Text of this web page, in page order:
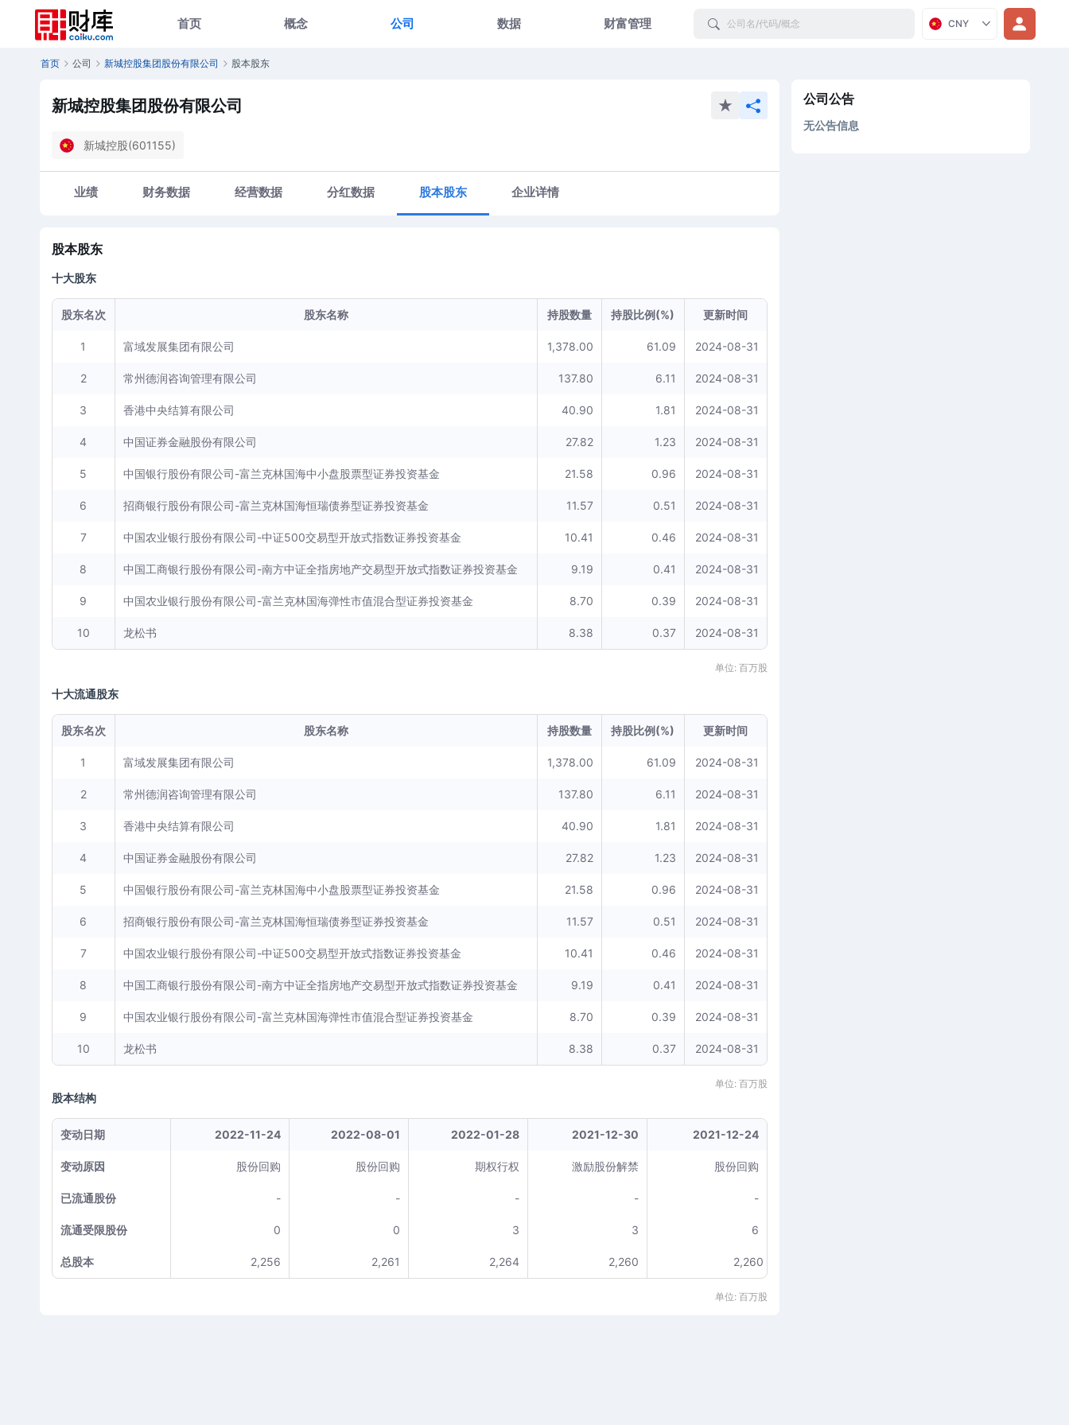
首页 概念 公司 数据 财富管理 Search CNY
首页 公司 新城控股集团股份有限公司 股本股东
新城控股集团股份有限公司
新城控股(601155)
业绩 财务数据 经营数据 分红数据 股本股东 企业详情
股本股东
十大股东
股东名次 股东名称 持股数量 持股比例(%) 更新时间
1 富域发展集团有限公司 1,378.00 61.09 2024-08-31
2 常州德润咨询管理有限公司 137.80 6.11 2024-08-31
3 香港中央结算有限公司 40.90 1.81 2024-08-31
4 中国证券金融股份有限公司 27.82 1.23 2024-08-31
5 中国银行股份有限公司-富兰克林国海中小盘股票型证券投资基金 21.58 0.96 2024-08-31
6 招商银行股份有限公司-富兰克林国海恒瑞债券型证券投资基金 11.57 0.51 2024-08-31
7 中国农业银行股份有限公司-中证500交易型开放式指数证券投资基金 10.41 0.46 2024-08-31
8 中国工商银行股份有限公司-南方中证全指房地产交易型开放式指数证券投资基金 9.19 0.41 2024-08-31
9 中国农业银行股份有限公司-富兰克林国海弹性市值混合型证券投资基金 8.70 0.39 2024-08-31
10 龙松书 8.38 0.37 2024-08-31
单位: 百万股
十大流通股东
股东名次 股东名称 持股数量 持股比例(%) 更新时间
1 富域发展集团有限公司 1,378.00 61.09 2024-08-31
2 常州德润咨询管理有限公司 137.80 6.11 2024-08-31
3 香港中央结算有限公司 40.90 1.81 2024-08-31
4 中国证券金融股份有限公司 27.82 1.23 2024-08-31
5 中国银行股份有限公司-富兰克林国海中小盘股票型证券投资基金 21.58 0.96 2024-08-31
6 招商银行股份有限公司-富兰克林国海恒瑞债券型证券投资基金 11.57 0.51 2024-08-31
7 中国农业银行股份有限公司-中证500交易型开放式指数证券投资基金 10.41 0.46 2024-08-31
8 中国工商银行股份有限公司-南方中证全指房地产交易型开放式指数证券投资基金 9.19 0.41 2024-08-31
9 中国农业银行股份有限公司-富兰克林国海弹性市值混合型证券投资基金 8.70 0.39 2024-08-31
10 龙松书 8.38 0.37 2024-08-31
单位: 百万股
股本结构
变动日期 2022-11-24 2022-08-01 2022-01-28 2021-12-30 2021-12-24
变动原因 股份回购 股份回购 期权行权 激励股份解禁 股份回购
已流通股份 - - - - -
流通受限股份 0 0 3 3 6
总股本 2,256 2,261 2,264 2,260 2,260
单位: 百万股
公司公告
无公告信息